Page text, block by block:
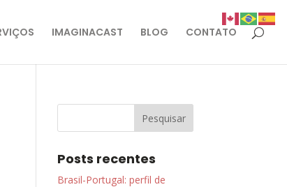
IMAGINACAST BLOG CONTATO
Posts recentes
Brasil-Portugal: perfil de